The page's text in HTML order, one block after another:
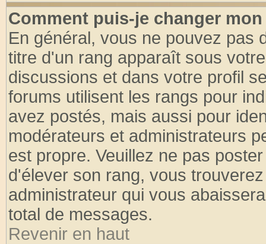
Comment puis-je changer
En général, vous ne pouvez pas
titre d'un rang apparaît sous
discussions et dans votre profil
forums utilisent les rangs pour
avez postés, mais aussi pour
modérateurs et administrateurs
est propre. Veuillez ne pas
d'élever son rang, vous
administrateur qui vous
total de messages.
Revenir en haut